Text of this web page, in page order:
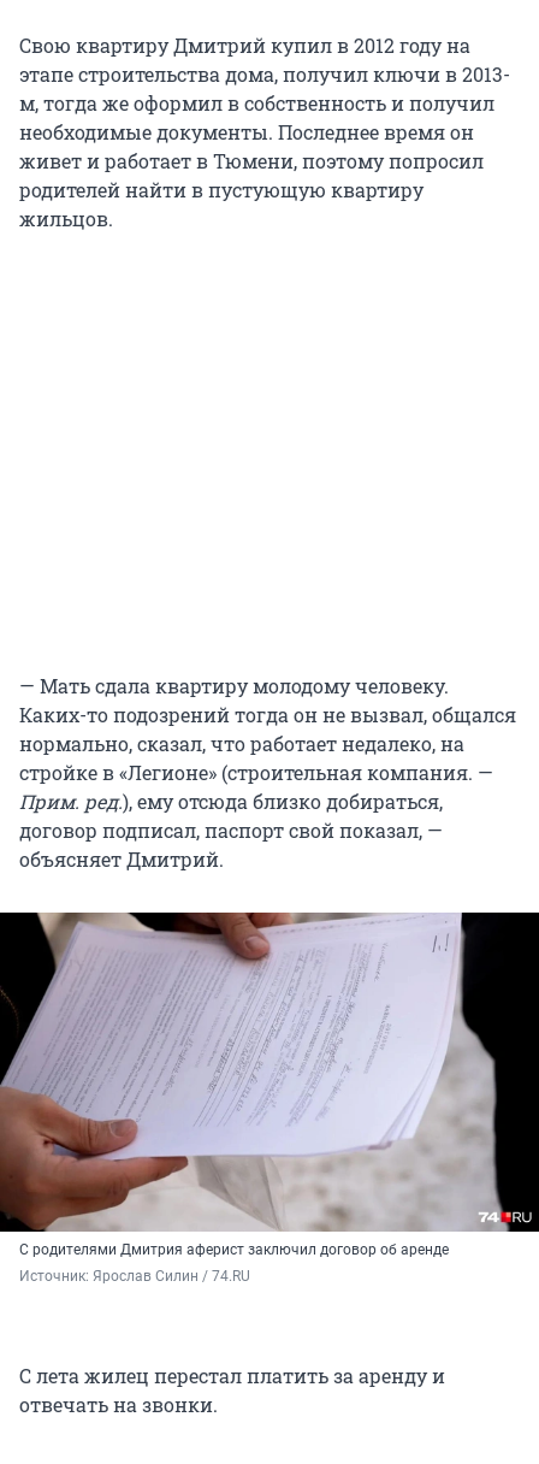
Свою квартиру Дмитрий купил в 2012 году на
этапе строительства дома, получил ключи в 2013-
м, тогда же оформил в собственность и получил
необходимые документы. Последнее время он
живет и работает в Тюмени, поэтому попросил
родителей найти в пустующую квартиру
жильцов.
— Мать сдала квартиру молодому человеку.
Каких-то подозрений тогда он не вызвал, общался
нормально, сказал, что работает недалеко, на
стройке в «Легионе» (строительная компания. —
Прим. ред.), ему отсюда близко добираться,
договор подписал, паспорт свой показал, —
объясняет Дмитрий.
С родителями Дмитрия аферист заключил договор об аренде
Источник: Ярослав Силин / 74.RU
С лета жилец перестал платить за аренду и
отвечать на звонки.